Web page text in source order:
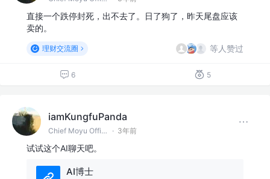
直接一个跌停封死，出不去了。日了狗了，昨天尾盘应该
卖的。
理财交流圈 等人赞过
6 5
iamKungfuPanda
Chief Moyu Officer @某IT公司 · 3年前
试试这个AI聊天吧。
AI博士